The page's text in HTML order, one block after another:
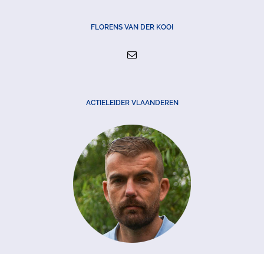
FLORENS VAN DER KOOI
ACTIELEIDER VLAANDEREN